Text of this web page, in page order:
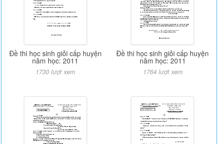
Đề thi học sinh giỏi cấp huyện
năm học: 2011
1730 lượt xem
Đề thi học sinh giỏi cấp huyện
năm học: 2011
1764 lượt xem